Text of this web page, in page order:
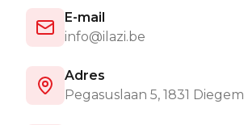
E-mail
info@ilazi.be
Adres
Pegasuslaan 5, 1831 Diegem